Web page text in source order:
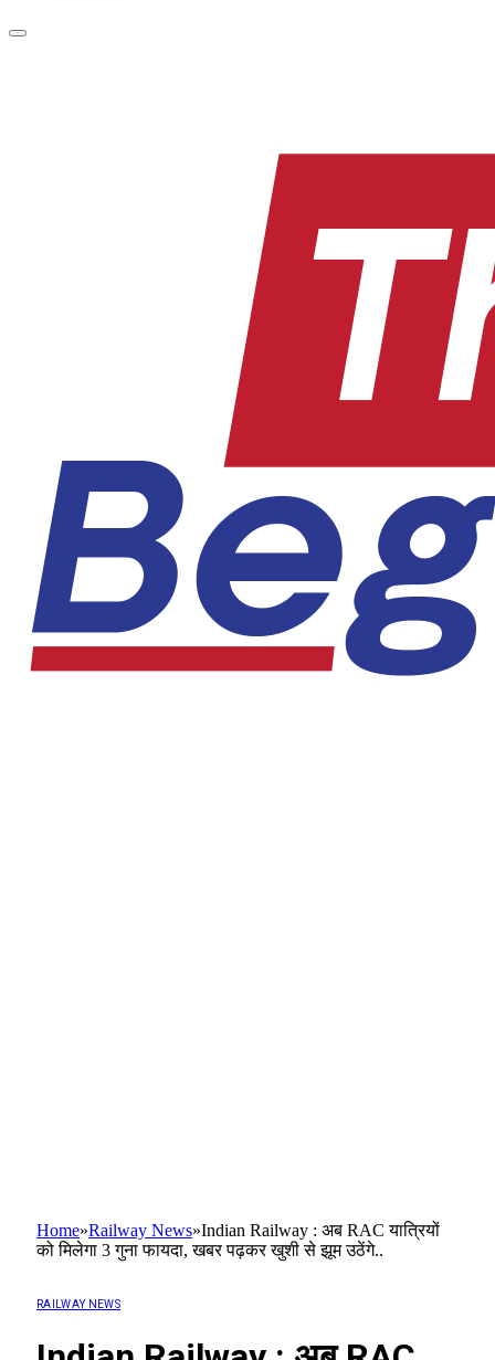
Home»Railway News»Indian Railway : अब RAC यात्रियों
को मिलेगा 3 गुना फायदा, खबर पढ़कर खुशी से झूम उठेंगे..
RAILWAY NEWS